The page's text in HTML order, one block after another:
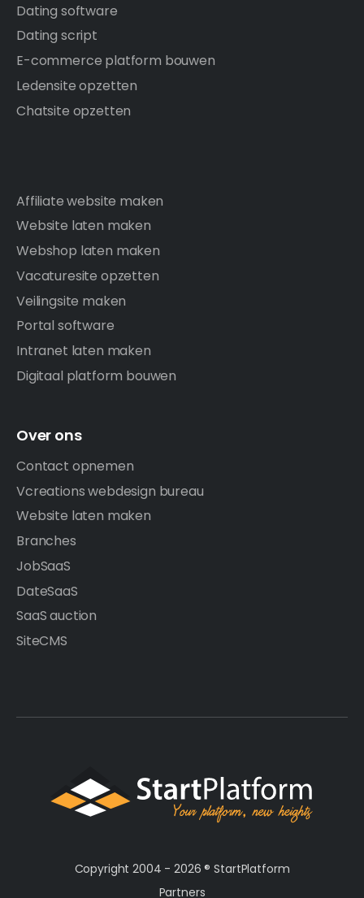
Dating software
Dating script
E-commerce platform bouwen
Ledensite opzetten
Chatsite opzetten
Affiliate website maken
Website laten maken
Webshop laten maken
Vacaturesite opzetten
Veilingsite maken
Portal software
Intranet laten maken
Digitaal platform bouwen
Over ons
Contact opnemen
Vcreations webdesign bureau
Website laten maken
Branches
JobSaaS
DateSaaS
SaaS auction
SiteCMS
Copyright 2004 - 2026 ®StartPlatform
Partners